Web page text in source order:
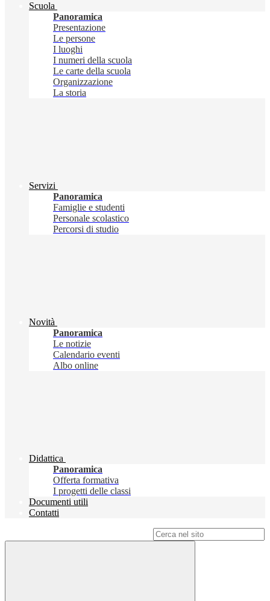
Scuola
Panoramica
Presentazione
Le persone
I luoghi
I numeri della scuola
Le carte della scuola
Organizzazione
La storia
Servizi
Panoramica
Famiglie e studenti
Personale scolastico
Percorsi di studio
Novità
Panoramica
Le notizie
Calendario eventi
Albo online
Didattica
Panoramica
Offerta formativa
I progetti delle classi
Documenti utili
Contatti